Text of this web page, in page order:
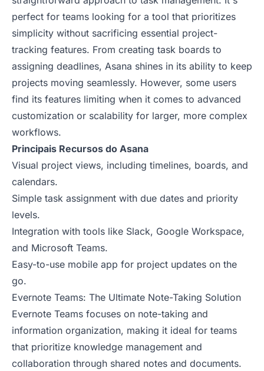
perfect for teams looking for a tool that prioritizes
simplicity without sacrificing essential project-
tracking features. From creating task boards to
assigning deadlines, Asana shines in its ability to keep
projects moving seamlessly. However, some users
find its features limiting when it comes to advanced
customization or scalability for larger, more complex
workflows.
Principais Recursos do Asana
Visual project views, including timelines, boards, and
calendars.
Simple task assignment with due dates and priority
levels.
Integration with tools like Slack, Google Workspace,
and Microsoft Teams.
Easy-to-use mobile app for project updates on the
go.
Evernote Teams: The Ultimate Note-Taking Solution
Evernote Teams focuses on note-taking and
information organization, making it ideal for teams
that prioritize knowledge management and
collaboration through shared notes and documents.